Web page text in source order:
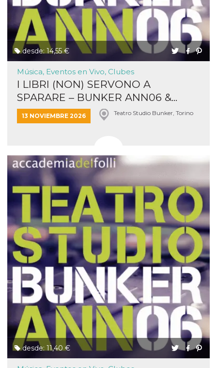
desde: 14,55 €
Música, Eventos en Vivo, Clubes
I LIBRI (NON) SERVONO A
SPARARE – BUNKER ANN06 &...
13 NOVIEMBRE 2026 Teatro Studio Bunker, Torino
desde: 11,40 €